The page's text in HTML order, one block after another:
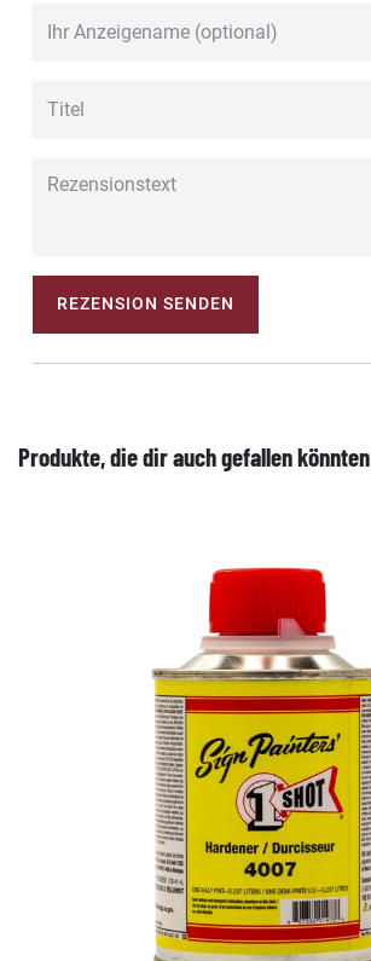
REZENSION SENDEN
Produkte, die dir auch gefallen könnten